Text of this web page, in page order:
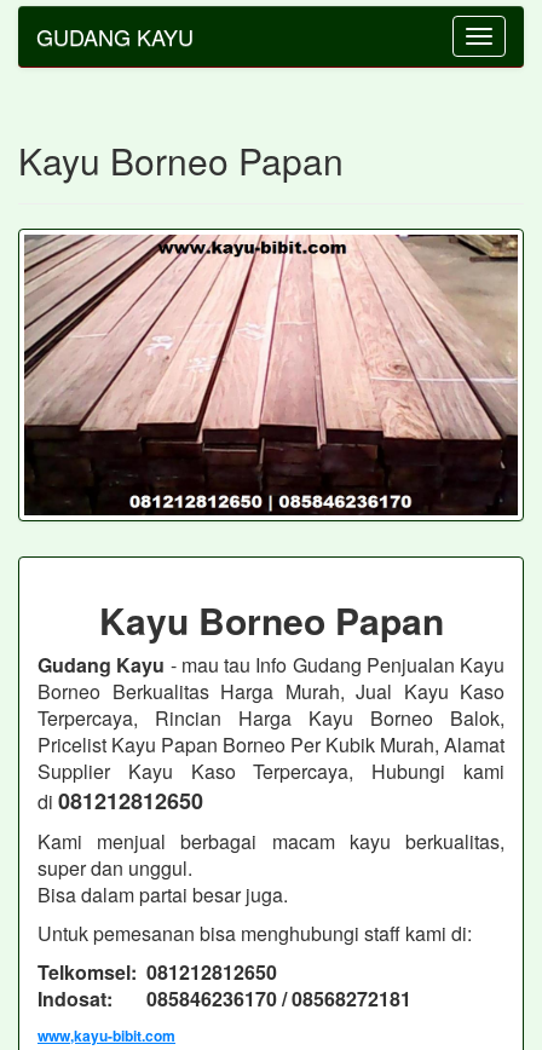
Toggle
GUDANG KAYU
Kayu Borneo Papan
Kayu Borneo Papan
Gudang Kayu - mau tau Info Gudang Penjualan Kayu
Borneo Berkualitas Harga Murah, Jual Kayu Kaso
Terpercaya, Rincian Harga Kayu Borneo Balok,
Pricelist Kayu Papan Borneo Per Kubik Murah, Alamat
Supplier Kayu Kaso Terpercaya, Hubungi kami
di 081212812650
Kami menjual berbagai macam kayu berkualitas,
super dan unggul.
Bisa dalam partai besar juga.
Untuk pemesanan bisa menghubungi staff kami di:
Telkomsel: 081212812650
Indosat: 085846236170 / 08568272181
www,kayu-bibit.com